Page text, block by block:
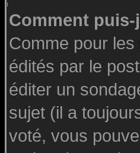
Comment
Comme pour
édités par le
éditer un
sujet (il a
voté, vous